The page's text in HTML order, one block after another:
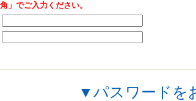
」でご入力ください。
▼パスワードを